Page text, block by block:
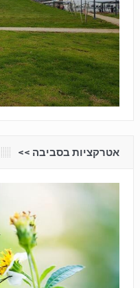
אטרקציות בסביבה <<